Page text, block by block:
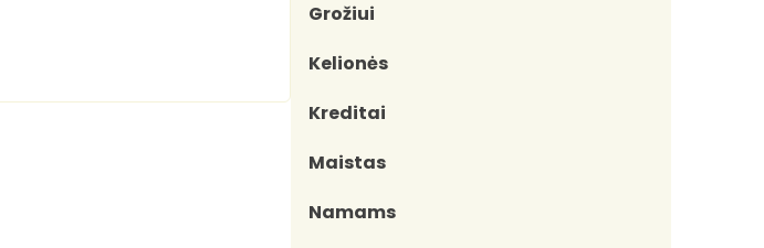
Grožiui
Kelionės
Kreditai
Maistas
Namams